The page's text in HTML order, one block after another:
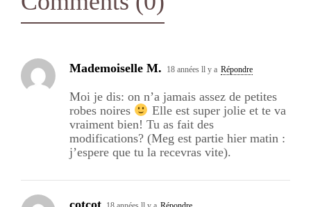
Mademoiselle M. 18 années ll y a Répondre
Moi je dis: on n’a jamais assez de petites
robes noires
Elle est super jolie et te va
vraiment bien! Tu as fait des
modifications? (Meg est partie hier matin :
j’espere que tu la recevras vite).